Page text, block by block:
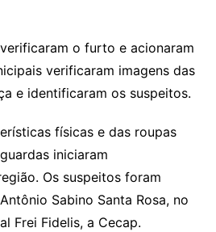
o furto e acionaram
verificaram imagens das
e identificaram os suspeitos.
físicas e das roupas
iniciaram
Os suspeitos foram
Sabino Santa Rosa, no
Frei Fidelis, a Cecap.